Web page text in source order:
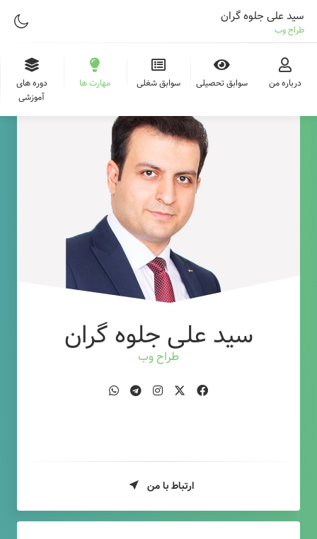
سید علی جلوه گران
طراح وب
درباره من سوابق تحصیلی سوابق شغلی مهارت ها
دوره های
آموزشی
سید علی جلوه گران
طراح وب
ارتباط با من